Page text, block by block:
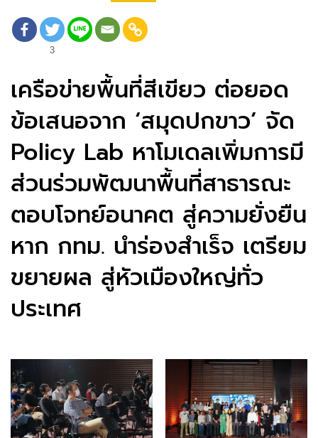
3
เครือข่ายพื้นที่สีเขียว ต่อยอด
ข้อเสนอจาก ‘สมุดปกขาว’ จัด
Policy Lab หาโมเดลเพิ่มการมี
ส่วนร่วมพัฒนาพื้นที่สาธารณะ
ตอบโจทย์อนาคต สู่ความยั่งยืน
หาก กทม. นำร่องสำเร็จ เตรียม
ขยายผล สู่หัวเมืองใหญ่ทั่ว
ประเทศ